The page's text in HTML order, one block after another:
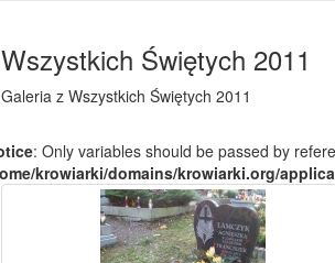
Wszystkich Świętych 2011
Galeria z Wszystkich Świętych 2011
: Only variables should be passed by
krowiarki/domains/krowiarki.org/